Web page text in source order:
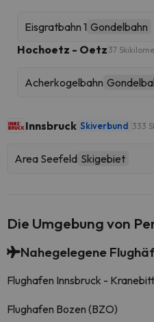
Eisgratbahn 1 Gondelbahn
Hochoetz - Oetz 37
Acherkogelbahn
Innsbruck Skiverbund 333
Area Seefeld Skigebiet
Die Umgebung von
Nahegelegene
Flughafen Innsbruck -
Flughafen Bozen (BZO)